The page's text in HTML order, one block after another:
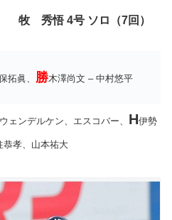
ソロ（7回）
拓眞、 勝木澤尚文 – 中村悠平
ェンデルケン、エスコバー、 H伊勢
恭孝、山本祐大